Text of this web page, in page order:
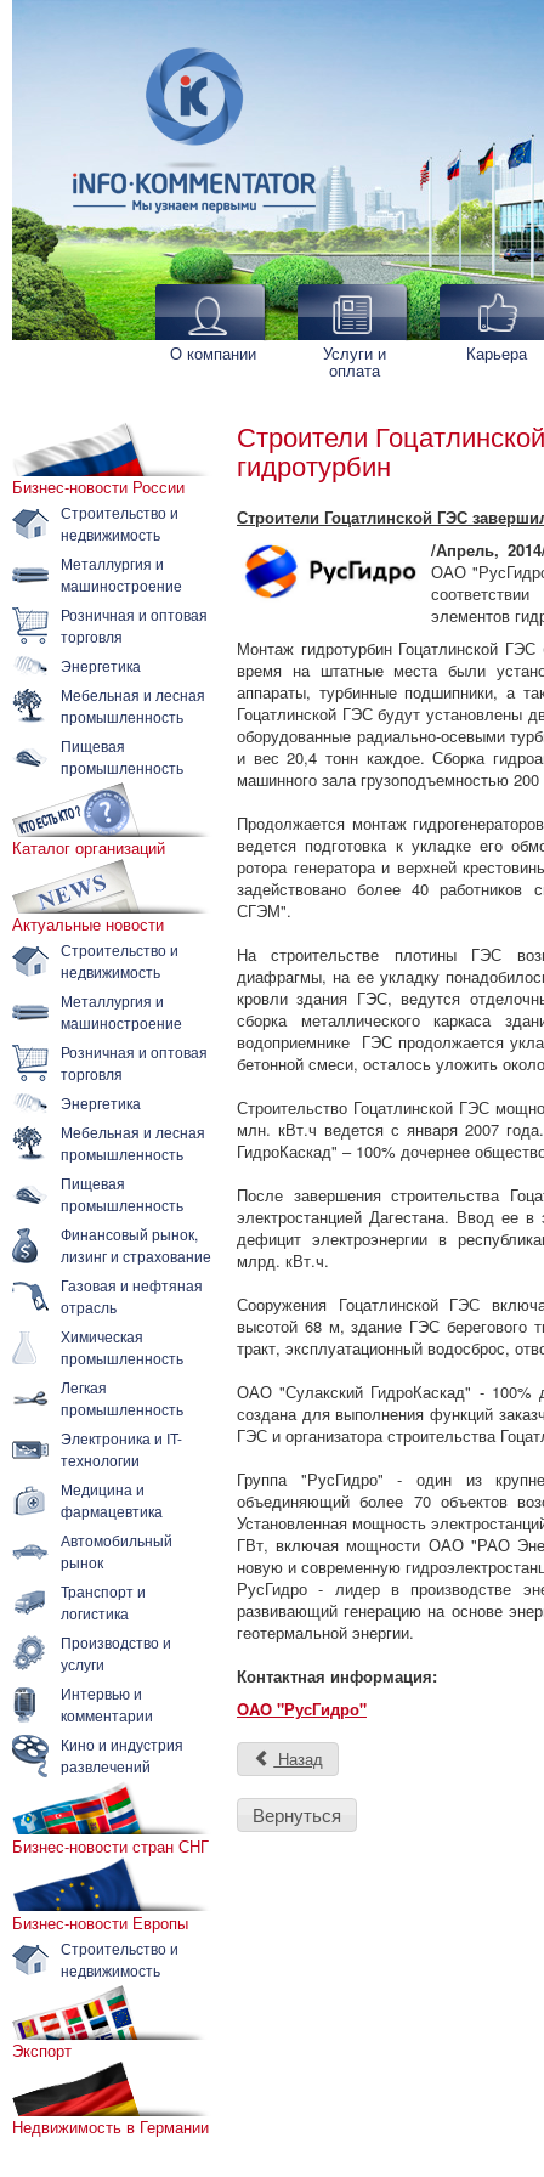
О компании Услуги и
оплата
Карьера
Бизнес-новости России
Строительство и
недвижимость
Металлургия и
машиностроение
Розничная и оптовая
торговля
Энергетика
Мебельная и лесная
промышленность
Пищевая
промышленность
Каталог организаций
Актуальные новости
Строительство и
недвижимость
Металлургия и
машиностроение
Розничная и оптовая
торговля
Энергетика
Мебельная и лесная
промышленность
Пищевая
промышленность
Финансовый рынок,
лизинг и страхование
Газовая и нефтяная
отрасль
Химическая
промышленность
Легкая
промышленность
Электроника и IT-
технологии
Медицина и
фармацевтика
Автомобильный
рынок
Транспорт и
логистика
Производство и
услуги
Интервью и
комментарии
Кино и индустрия
развлечений
Бизнес-новости стран СНГ
Бизнес-новости Европы
Строительство и
недвижимость
Экспорт
Недвижимость в Германии
Строители
гидротурбин
Строители Гоцатлинской ГЭС
/Апрель,
ОАО
элементов
Монтаж гидротурбин Гоцатлинской
время на штатные места были
аппараты, турбинные подшипники, а
Гоцатлинской ГЭС будут установлены
оборудованные радиально-осевыми
и вес 20,4 тонн каждое. Сборка
машинного зала грузоподъемностью 200
Продолжается монтаж
ведется подготовка к укладке его
ротора генератора и верхней
задействовано более 40 работников
СГЭМ".
На строительстве плотины ГЭС
диафрагмы, на ее укладку
кровли здания ГЭС, ведутся
сборка металлического каркаса
водоприемнике ГЭС продолжается
бетонной смеси, осталось уложить
Строительство Гоцатлинской ГЭС
млн. кВт.ч ведется с января 2007
ГидроКаскад" – 100% дочернее
После завершения строительства
электростанцией Дагестана. Ввод ее в
дефицит электроэнергии в
млрд. кВт.ч.
Сооружения Гоцатлинской ГЭС
высотой 68 м, здание ГЭС берегового
тракт, эксплуатационный водосброс,
ОАО "Сулакский ГидроКаскад" -
создана для выполнения функций
ГЭС и организатора строительства
Группа "РусГидро" - один из
объединяющий более 70 объектов
Установленная мощность
ГВт, включая мощности ОАО "РАО
новую и современную
РусГидро - лидер в производстве
развивающий генерацию на основе
геотермальной энергии.
Контактная информация:
OAO "РусГидро"
Назад
Вернуться